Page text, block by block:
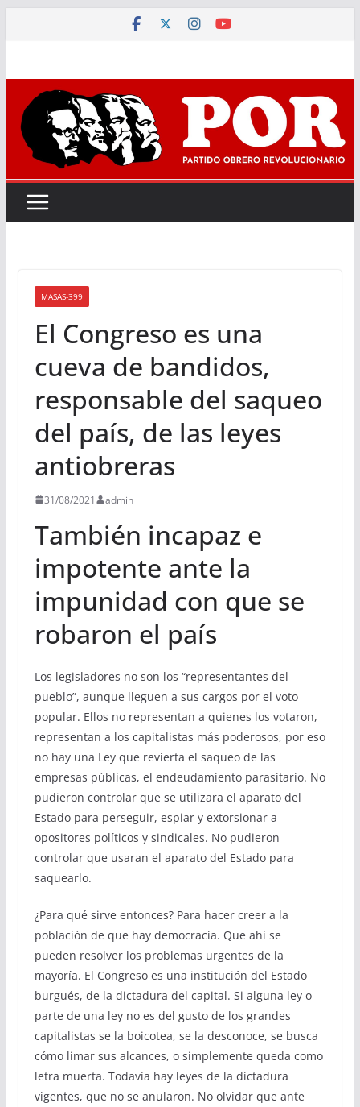
MASAS-399
El Congreso es una
cueva de bandidos,
responsable del saqueo
del país, de las leyes
antiobreras
31/08/2021 admin
También incapaz e
impotente ante la
impunidad con que se
robaron el país
Los legisladores no son los “representantes del
pueblo”, aunque lleguen a sus cargos por el voto
popular. Ellos no representan a quienes los votaron,
representan a los capitalistas más poderosos, por eso
no hay una Ley que revierta el saqueo de las
empresas públicas, el endeudamiento parasitario. No
pudieron controlar que se utilizara el aparato del
Estado para perseguir, espiar y extorsionar a
opositores políticos y sindicales. No pudieron
controlar que usaran el aparato del Estado para
saquearlo.
¿Para qué sirve entonces? Para hacer creer a la
población de que hay democracia. Que ahí se
pueden resolver los problemas urgentes de la
mayoría. El Congreso es una institución del Estado
burgués, de la dictadura del capital. Si alguna ley o
parte de una ley no es del gusto de los grandes
capitalistas se la boicotea, se la desconoce, se busca
cómo limar sus alcances, o simplemente queda como
letra muerta. Todavía hay leyes de la dictadura
vigentes, que no se anularon. No olvidar que ante